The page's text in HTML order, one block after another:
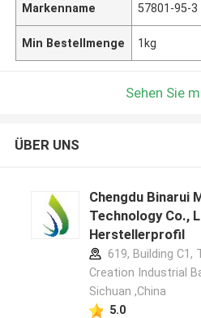
Markenname 57801-95-3
Min Bestellmenge 1kg
Sehen Sie
ÜBER UNS
Chengdu Binarui
Technology Co.,
Herstellerprofil
619, Building C1,
Creation Industrial
Sichuan ,China
5.0